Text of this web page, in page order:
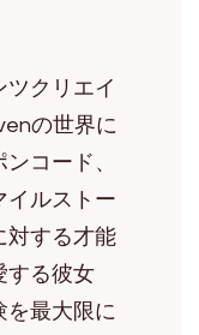
クリエイ
の世界に
コード、
イルストー
対する才能
する彼女
を最大限に